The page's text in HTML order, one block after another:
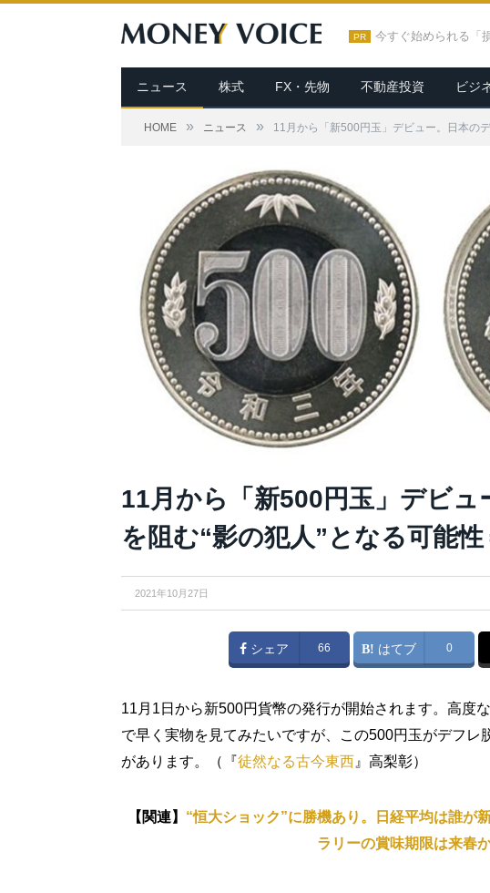
PR 今すぐ始められる「
ニュース 株式 FX・先物 不動産投資 ビジ
HOME » ニュース » 11月から「新500円玉」デビュー。日本の
11月から「新500円玉」デビュ
を阻む“影の犯人”となる可能
2021年10月27日
シェア 66 はてブ 0
11月1日から新500円貨幣の発行が開始されます。高度
で早く実物を見てみたいですが、この500円玉がデフレ
があります。（『徒然なる古今東西 』高梨彰）
【関連】 “恒大ショック”に勝機あり。日経平均は誰が
ラリーの賞味期限は来春